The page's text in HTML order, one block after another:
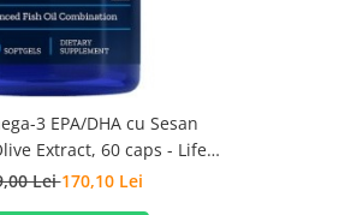
3 EPA/DHA cu Sesan
Extract, 60 caps - Life
Extension
Lei170,10 Lei